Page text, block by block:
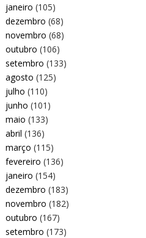
janeiro (105)
dezembro (68)
novembro (68)
outubro (106)
setembro (133)
agosto (125)
julho (110)
junho (101)
maio (133)
abril (136)
março (115)
fevereiro (136)
janeiro (154)
dezembro (183)
novembro (182)
outubro (167)
setembro (173)